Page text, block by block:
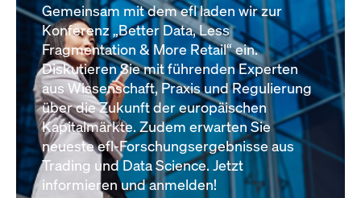
Gemeinsam mit dem efl laden wir zur
Konferenz „Better Data, Less
Fragmentation & More Retail“ ein.
Diskutieren Sie mit führenden Experten
aus Wissenschaft, Praxis und Regulierung
über die Zukunft der europäischen
Kapitalmärkte. Zudem erwarten Sie
neueste efl-Forschungsergebnisse aus
Trading und Data Science. Jetzt
informieren und anmelden!